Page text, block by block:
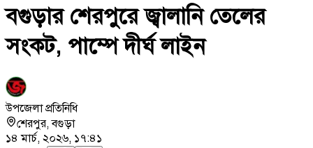
বগুড়ার শেরপুরে জ্বালানি তেলের
সংকট, পাম্পে দীর্ঘ লাইন
উপজেলা প্রতিনিধি
শেরপুর, বগুড়া
১৪ মার্চ, ২০২৬, ১৭:৪১